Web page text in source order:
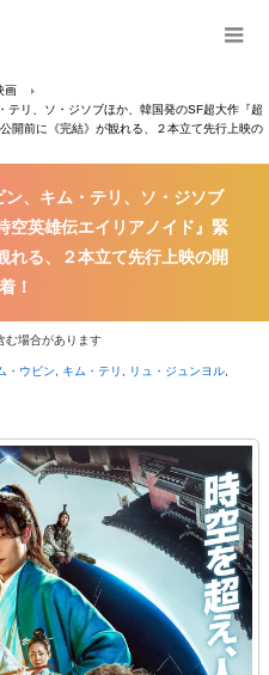
画
テリ、ソ・ジソブほか、韓国発のSF超大作『超
開前に《完結》が観れる、２本立て先行上映の
、キム・テリ、ソ・ジソブ
空英雄伝エイリアノイド』緊
れる、２本立て先行上映の開
！
む場合があります
・ウビン キム・テリ リュ・ジュンヨル